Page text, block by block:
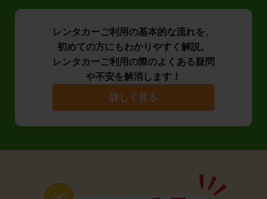
レンタカーご利用の基本的な流れを、
初めての方にもわかりやすく解説。
レンタカーご利用の際のよくある疑問
や不安を解消します！
詳しく見る